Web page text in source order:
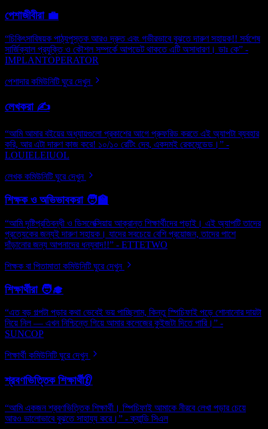
পেশাজীবীরা 💼
“চিকিৎসাবিষয়ক পাঠ্যপুস্তক আরও দ্রুত এবং গভীরভাবে বুঝতে দারুণ সহায়ক!! সর্বশেষ
সার্জিক্যাল প্রযুক্তি ও কৌশল সম্পর্কে আপডেট থাকতে এটি অসাধারণ। ডাঃ কে” -
IMPLANTOPERATOR
পেশাদার কমিউনিটি ঘুরে দেখুন
লেখকরা ✍️
“আমি আমার বইয়ের অধ্যায়গুলো প্রকাশের আগে প্রুফরিড করতে এই অ্যাপটা ব্যবহার
করি, আর এটা দারুণ কাজ করে! ১০/১০ রেটিং দেব, একদমই রেকমেন্ডেড।” -
LOUIELEIUOL
লেখক কমিউনিটি ঘুরে দেখুন
শিক্ষক ও অভিভাবকরা 🧑‍🏫
“আমি দৃষ্টিপ্রতিবন্ধী ও ডিসলেক্সিয়ায় আক্রান্ত শিক্ষার্থীদের পড়াই। এই অ্যাপটি তাদের
প্রত্যেকের জন্যই দারুণ সহায়ক। যাদের সবচেয়ে বেশি প্রয়োজন, তাদের পাশে
দাঁড়ানোর জন্য আপনাদের ধন্যবাদ!!” - ETTETWO
শিক্ষক বা পিতামাতা কমিউনিটি ঘুরে দেখুন
শিক্ষার্থীরা 🧑‍🎓
“এত বড় গল্পটা পড়ার কথা ভেবেই ভয় পাচ্ছিলাম, কিন্তু স্পিচিফাই পড়ে শোনানোর দায়টা
নিয়ে নিল — এখন নিশ্চিন্তে গিয়ে আমার কলেজের কুইজটা দিতে পারি।” -
SUNCOP
শিক্ষার্থী কমিউনিটি ঘুরে দেখুন
শ্রবণভিত্তিক শিক্ষার্থী👂
“আমি একজন শ্রবণভিত্তিক শিক্ষার্থী। স্পিচিফাই আমাকে নীরবে লেখা পড়ার চেয়ে
আরও ভালোভাবে বুঝতে সাহায্য করে।” - ক্যান্ডি সিএল